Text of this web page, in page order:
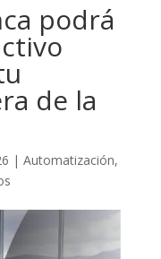
podrá
de la
| Automatización,